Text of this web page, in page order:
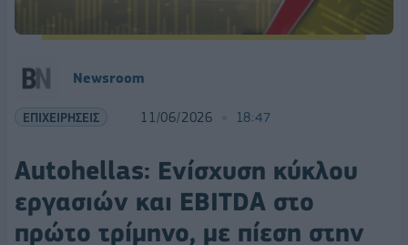
Newsroom
ΕΠΙΧΕΙΡΗΣΕΙΣ 11/06/2026 18:47
Autohellas: Ενίσχυση κύκλου
εργασιών και EBITDA στο
πρώτο τρίμηνο, με πίεση στην